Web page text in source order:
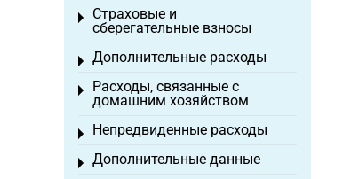
Страховые и
сберегательные взносы
Toggle menu
Дополнительные расходы
Toggle menu
Расходы, связанные с
домашним хозяйством
Toggle menu
Непредвиденные расходы
Toggle menu
Дополнительные данные
Toggle menu